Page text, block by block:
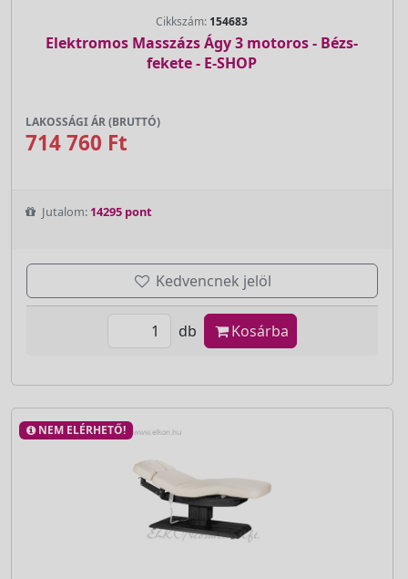
Cikkszám: 154683
Elektromos Masszázs Ágy 3 motoros - Bézs-
fekete - E-SHOP
LAKOSSÁGI ÁR (BRUTTÓ)
714 760 Ft
Jutalom: 14295 pont
Kedvencnek jelöl
db Kosárba
NEM ELÉRHETŐ!